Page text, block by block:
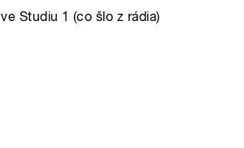
Studiu 1 (co šlo z rádia)